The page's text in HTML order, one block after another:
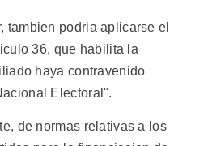
tambien podria aplicarse el
36, que habilita la
haya contravenido
Electoral".
de normas relativas a los